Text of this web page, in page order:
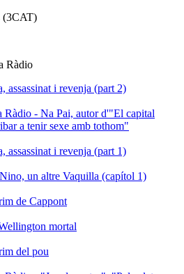
(3CAT)
Ràdio
assassinat i revenja (part 2)
Ràdio - Na Pai, autor d'"El capital
a tenir sexe amb tothom"
assassinat i revenja (part 1)
un altre Vaquilla (capítol 1)
de Cappont
mortal
del pou